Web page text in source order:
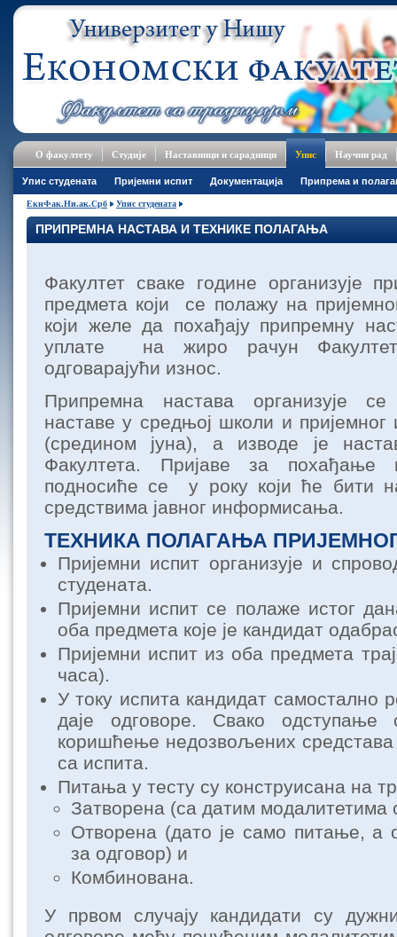
О факултету Студије Наставници и сарадници Упис Научни рад
Упис студената Пријемни испит Документација Припрема и
ЕкнФак.Ни.ак.Срб Упис студената
ПРИПРЕМНА НАСТАВА И ТЕХНИКЕ ПОЛАГАЊА
Факултет сваке године организује
предмета који се полажу на
који желе да похађају припремну
уплате на жиро рачун
одговарајући износ.
Припремна настава организује
наставе у средњој школи и пријемног
(средином јуна), а изводе је
Факултета. Пријаве за похађање
подносиће се у року који ће бити
средствима јавног информисања.
ТЕХНИКА ПОЛАГАЊА
Пријемни испит организује и
студената.
Пријемни испит се полаже истог
оба предмета које је кандидат
Пријемни испит из оба предмета
часа).
У току испита кандидат самостално
даје одговоре. Свако
коришћење недозвољених
са испита.
Питања у тесту су конструисана на
Затворена (са датим модалитетима
Отворена (дато је само питање, а
за одговор) и
Комбинована.
У првом случају кандидати су